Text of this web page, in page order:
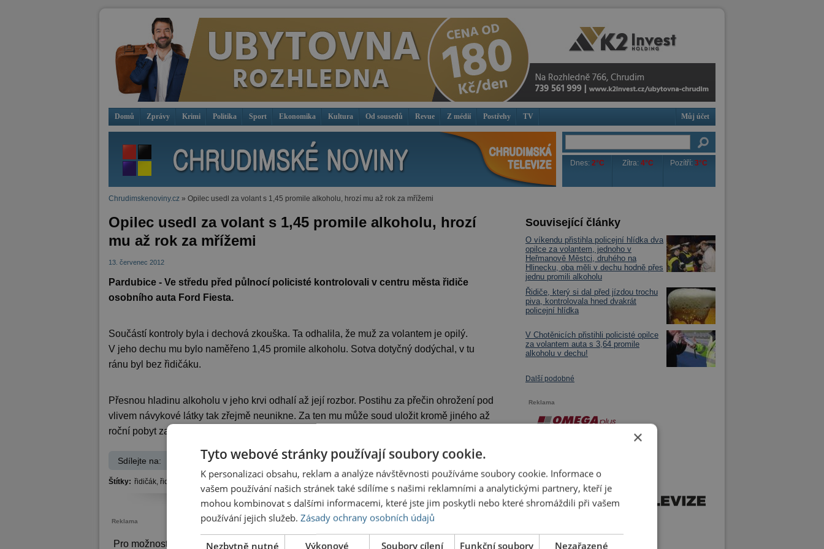
Domů Zprávy Krimi Politika Sport Ekonomika Kultura Od sousedů Revue Z médií Postřehy TV Můj účet
Dnes:2°C Zítra:4°C Pozítří: 3°C
Chrudimskenoviny.cz » Opilec usedl za volant s 1,45 promile alkoholu, hrozí mu až rok za mřížemi
Opilec usedl za volant s 1,45 promile alkoholu, hrozí
mu až rok za mřížemi
13. červenec 2012
Pardubice - Ve středu před půlnocí policisté kontrolovali v centru města řidiče
osobního auta Ford Fiesta.
Součástí kontroly byla i dechová zkouška. Ta odhalila, že muž za volantem je opilý.
V jeho dechu mu bylo naměřeno 1,45 promile alkoholu. Sotva dotyčný dodýchal, v tu
ránu byl bez řidičáku.
Přesnou hladinu alkoholu v jeho krvi odhalí až její rozbor. Postihu za přečin ohrožení pod
vlivem návykové látky tak zřejmě neunikne. Za ten mu může soud uložit kromě jiného až
roční pobyt za mřížemi.
red
Sdílejte na: Facebook
Štítky: řidičák, řidič, Pardubice, alkohol,
Reklama
Pro možnost psaní komentářů sepřihlašte nebozaregistrujte
Související články
O víkendu přistihla policejní hlídka dva
opilce za volantem, jednoho v
Heřmanově Městci, druhého na
Hlinecku, oba měli v dechu hodně přes
jednu promili alkoholu
Řidiče, který si dal před jízdou trochu
piva, kontrolovala hned dvakrát
policejní hlídka
V Chotěnicích přistihli policisté opilce
za volantem auta s 3,64 promile
alkoholu v dechu!
Další podobné
Reklama
×
Tyto webové stránky používají soubory cookie.
K personalizaci obsahu, reklam a analýze návštěvnosti používáme soubory cookie. Informace o
vašem používání našich stránek také sdílíme s našimi reklamními a analytickými partnery, kteří je
mohou kombinovat s dalšími informacemi, které jste jim poskytli nebo které shromáždili při vašem
používání jejich služeb. Zásady ochrany osobních údajů
Nezbytně nutné
Výkonové
Soubory cílení Funkční soubory
Nezařazené